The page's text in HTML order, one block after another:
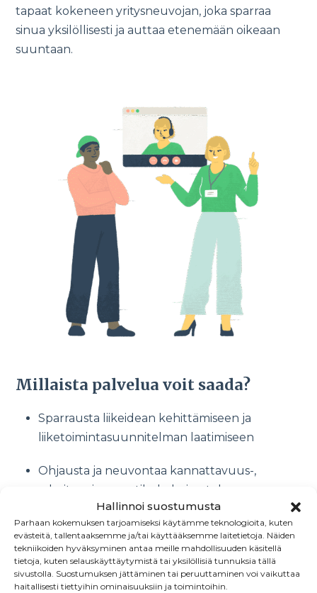
Hallinnoi suostumusta
Parhaan kokemuksen tarjoamiseksi käytämme teknologioita, kuten
evästeitä, tallentaaksemme ja/tai käyttääksemme laitetietoja. Näiden
tekniikoiden hyväksyminen antaa meille mahdollisuuden käsitellä
tietoja, kuten selauskäyttäytymistä tai yksilöllisiä tunnuksia tällä
sivustolla. Suostumuksen jättäminen tai peruuttaminen voi vaikuttaa
haitallisesti tiettyihin ominaisuuksiin ja toimintoihin.
tapaat kokeneen yritysneuvojan, joka sparraa
sinua yksilöllisesti ja auttaa etenemään oikeaan
suuntaan.
Millaista palvelua voit saada?
Sparrausta liikeidean kehittämiseen ja
liiketoimintasuunnitelman laatimiseen
Ohjausta ja neuvontaa kannattavuus-,
rahoitus- ja myyntilaskelmien tekoon
Ymmärrystä eri yritysmuodoista ja
yrityskaupassa eri kauppatavoista
Tietoa verotuksesta, tarvittavista luvista ja